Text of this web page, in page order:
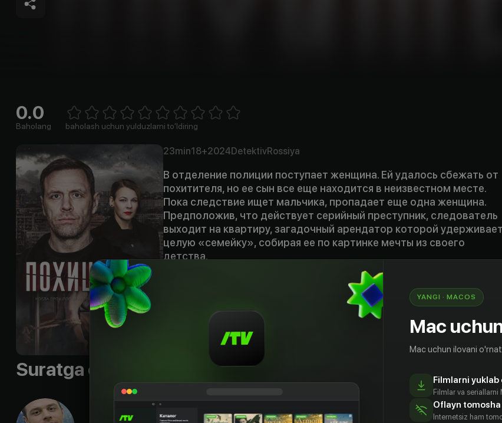
0.0
Baholang 1 Star2 Stars3 Stars4 Stars5 Stars6 Stars7 Stars8 Stars
baholash uchun yulduzlarni to'ldiring
23min18+2024DetektivRossiya
В отделение полиции поступает женщина. Ей удалось сбежать от
похитителя, но ее сын все еще находится в неизвестном месте.
Пока следствие ищет мальчика, пропадает еще одна женщина.
Предположив, что действует серийный преступник, следователь
выходит на квартиру, загадочный арендатор которой удерживает
целую «семейку», собирая ее по картинке мечты из своего
детства.
Suratga olish guruhi
YANGI · MACOS
Mac
Mac uchun ilovani
Filmlarni yuklab
Filmlar va
Oflayn
Internetsiz ham